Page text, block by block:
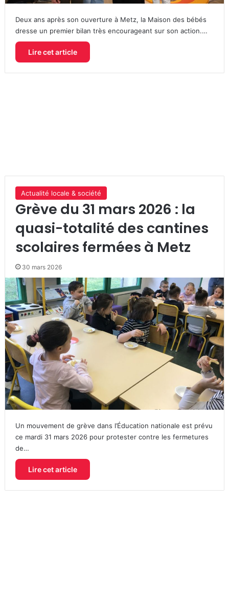
Deux ans après son ouverture à Metz, la Maison des bébés
dresse un premier bilan très encourageant sur son action.…
Lire cet article
Actualité locale & société
Grève du 31 mars 2026 : la
quasi-totalité des cantines
scolaires fermées à Metz
30 mars 2026
Un mouvement de grève dans l’Éducation nationale est prévu
ce mardi 31 mars 2026 pour protester contre les fermetures
de…
Lire cet article